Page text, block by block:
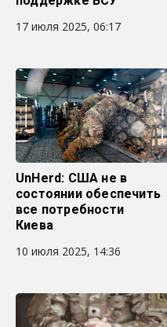
17 июля 2025, 06:17
UnHerd: США не в
состоянии обеспечить
все потребности
Киева
10 июля 2025, 14:36